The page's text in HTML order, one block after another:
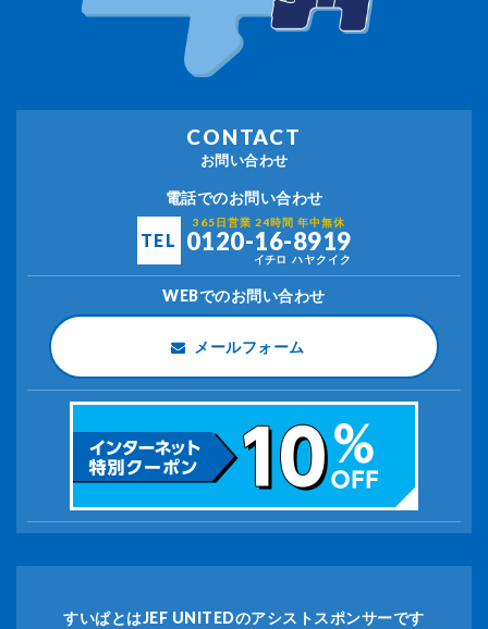
CONTACT
お問い合わせ
電話でのお問い合わせ
TEL
365日営業 24時間 年中無休
0120-16-8919
イチロ ハヤクイク
WEBでのお問い合わせ
メールフォーム
すいぱとはJEF UNITEDのアシストスポンサーです